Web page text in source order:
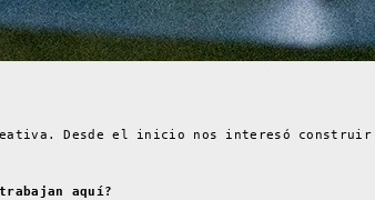
Desde el inicio nos interesó construir
aquí?